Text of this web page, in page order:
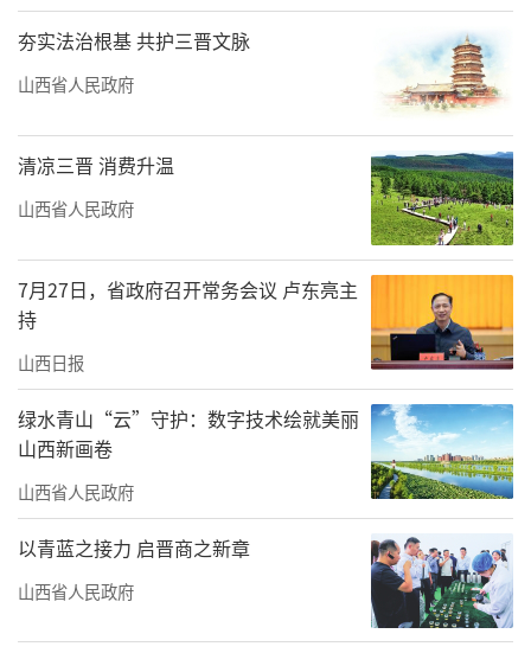
湖；从风光旖旎的风陵渡，到秀逸萦回的乾坤
湾……初春时节，行走三晋乡村，一片生机勃
勃。
近年来，我省对1.8万个行政村进行全面摸
底，将村庄划分为精品示范村、提档升级村、
环境整治村三类，明确“示范一批、提升一
批、整治一批”的梯次化建设路径，做到有标
杆、促提升、保底线。目前，已建设719个精品
示范村、5421个提档升级村，累计占全省乡村
总数的32.5%。
环境向优
走进大同市云州区任家小村，整洁的院
落、硬化的道路、成排的树木映入眼帘。“墙
上涂鸦不见了，灯亮了，路畅了，现在走起路
夯实法治根基 共护三晋文脉
山西省人民政府
清凉三晋 消费升温
山西省人民政府
7月27日，省政府召开常务会议 卢东亮主
持
山西日报
绿水青山“云”守护：数字技术绘就美丽
山西新画卷
山西省人民政府
以青蓝之接力 启晋商之新章
山西省人民政府